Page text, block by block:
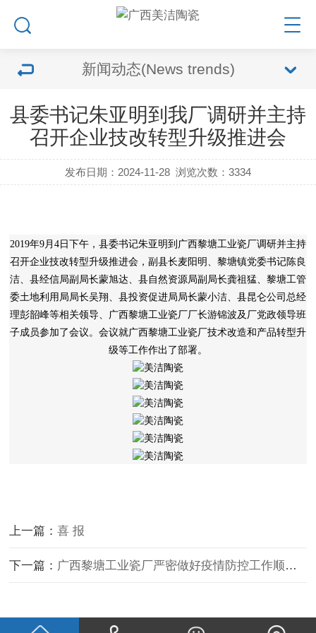
新闻动态(News trends)
县委书记朱亚明到我厂调研并主持
召开企业技改转型升级推进会
发布日期：2024-11-28 浏览次数：3334
2019年9月 4 日下午， 县委书记朱亚明到 广西黎塘工业瓷厂调研并主持
召开企业技改转型升级推进会，副县长麦阳明 、 黎塘镇党委书记陈良
洁、县经信局副局长蒙旭达、 县自然资源局副局长龚祖猛、黎塘工管
委土地利用局局长吴翔、县投资促进局局长蒙小洁、 县昆仑公司总经
理彭韶峰等相关领导、广西黎塘工业瓷厂厂长游锦波及厂党政领导班
子成员参加了会议。会议就广西黎塘工业瓷厂技术改造和产品转型升
级等工作作出 了部署。
上一篇：喜 报
下一篇： 广西黎塘工业瓷厂严密做好疫情防控工作顺利复工